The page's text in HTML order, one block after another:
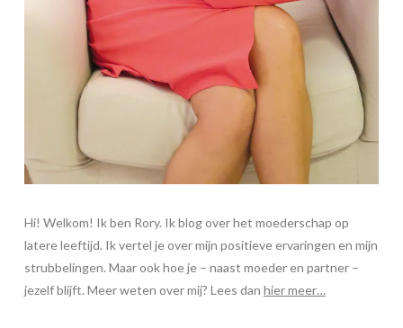
Hi! Welkom! Ik ben Rory. Ik blog over het moederschap op
latere leeftijd. Ik vertel je over mijn positieve ervaringen en mijn
strubbelingen. Maar ook hoe je – naast moeder en partner –
jezelf blijft. Meer weten over mij? Lees dan hier meer…